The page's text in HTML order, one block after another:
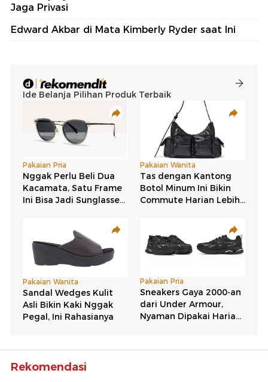
Jaga Privasi
Edward Akbar di Mata Kimberly Ryder saat Ini
Rekomendasi